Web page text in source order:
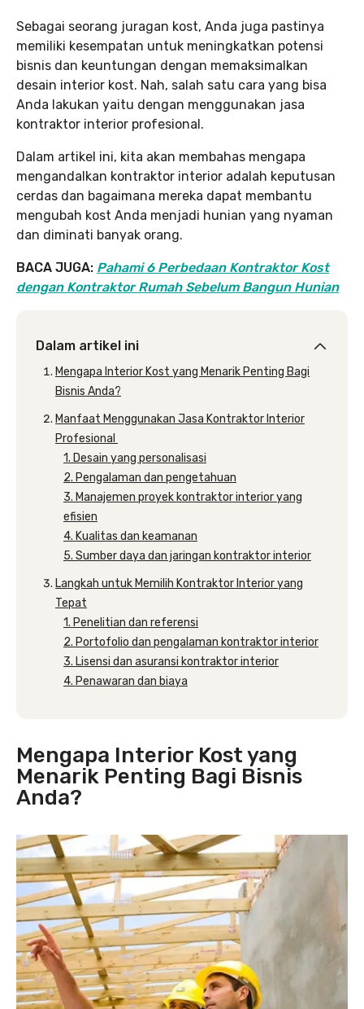
Sebagai seorang juragan kost, Anda juga pastinya
memiliki kesempatan untuk meningkatkan potensi
bisnis dan keuntungan dengan memaksimalkan
desain interior kost. Nah, salah satu cara yang bisa
Anda lakukan yaitu dengan menggunakan jasa
kontraktor interior profesional.
Dalam artikel ini, kita akan membahas mengapa
mengandalkan kontraktor interior adalah keputusan
cerdas dan bagaimana mereka dapat membantu
mengubah kost Anda menjadi hunian yang nyaman
dan diminati banyak orang.
BACA JUGA: Pahami 6 Perbedaan Kontraktor Kost
dengan Kontraktor Rumah Sebelum Bangun Hunian
Dalam artikel ini
Mengapa Interior Kost yang Menarik Penting Bagi
Bisnis Anda?
Manfaat Menggunakan Jasa Kontraktor Interior
Profesional
1. Desain yang personalisasi
2. Pengalaman dan pengetahuan
3. Manajemen proyek kontraktor interior yang
efisien
4. Kualitas dan keamanan
5. Sumber daya dan jaringan kontraktor interior
Langkah untuk Memilih Kontraktor Interior yang
Tepat
1. Penelitian dan referensi
2. Portofolio dan pengalaman kontraktor interior
3. Lisensi dan asuransi kontraktor interior
4. Penawaran dan biaya
Mengapa Interior Kost yang
Menarik Penting Bagi Bisnis
Anda?